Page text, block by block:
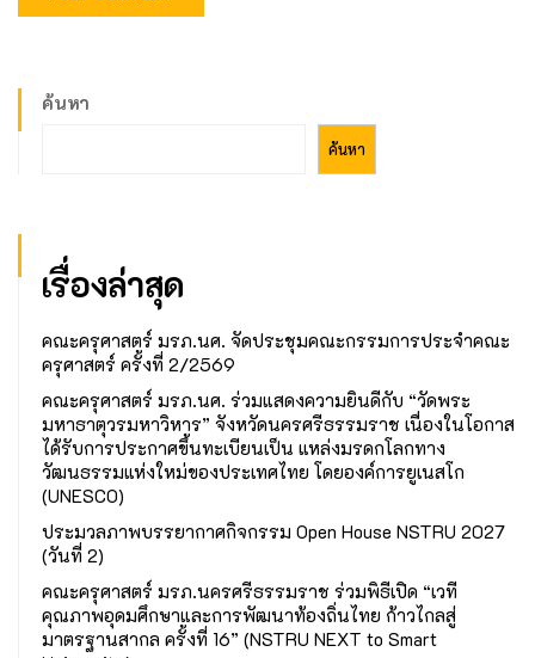
ค้นหา
ค้นหา
เรื่องล่าสุด
คณะครุศาสตร์ มรภ.นศ. จัดประชุมคณะกรรมการประจำคณะ
ครุศาสตร์ ครั้งที่ 2/2569
คณะครุศาสตร์ มรภ.นศ. ร่วมแสดงความยินดีกับ “วัดพระ
มหาธาตุวรมหาวิหาร” จังหวัดนครศรีธรรมราช เนื่องในโอกาส
ได้รับการประกาศขึ้นทะเบียนเป็น แหล่งมรดกโลกทาง
วัฒนธรรมแห่งใหม่ของประเทศไทย โดยองค์การยูเนสโก
(UNESCO)
ประมวลภาพบรรยากาศกิจกรรม Open House NSTRU 2027
(วันที่ 2)
คณะครุศาสตร์ มรภ.นครศรีธรรมราช ร่วมพิธีเปิด “เวที
คุณภาพอุดมศึกษาและการพัฒนาท้องถิ่นไทย ก้าวไกลสู่
มาตรฐานสากล ครั้งที่ 16” (NSTRU NEXT to Smart